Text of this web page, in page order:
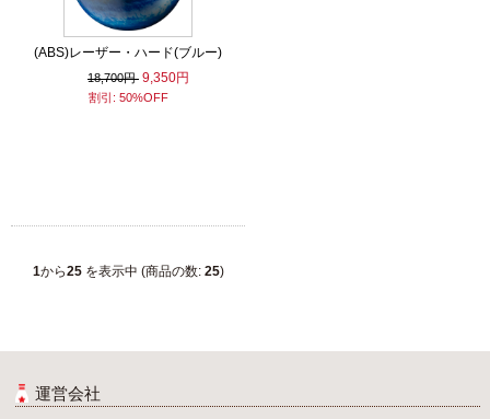
(ABS)レーザー・ハード(ブルー)
18,700円 9,350円
割引: 50%OFF
1から25を表示中 (商品の数: 25)
運営会社